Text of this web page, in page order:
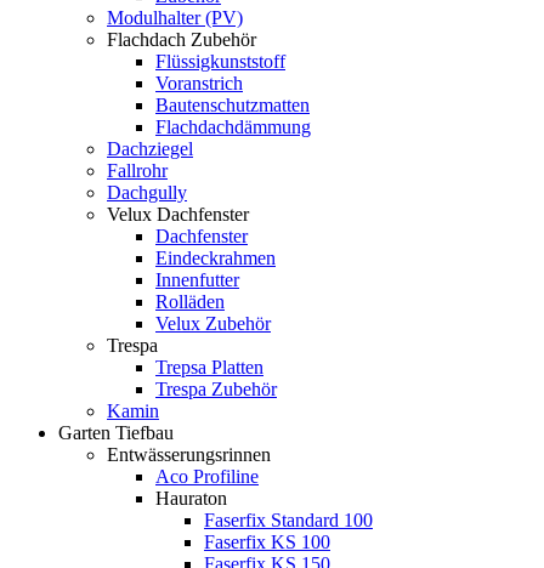
Modulhalter (PV)
Flachdach Zubehör
Flüssigkunststoff
Voranstrich
Bautenschutzmatten
Flachdachdämmung
Dachziegel
Fallrohr
Dachgully
Velux Dachfenster
Dachfenster
Eindeckrahmen
Innenfutter
Rolläden
Velux Zubehör
Trespa
Trepsa Platten
Trespa Zubehör
Kamin
Garten Tiefbau
Entwässerungsrinnen
Aco Profiline
Hauraton
Faserfix Standard 100
Faserfix KS 100
Faserfix KS 150